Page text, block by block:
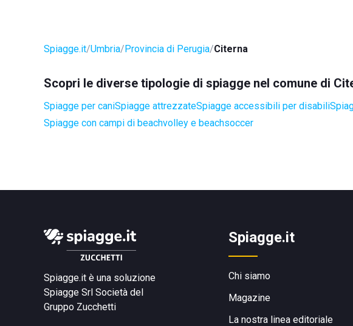
Spiagge.it Umbria Provincia di Perugia Citerna
Scopri le diverse tipologie di spiagge nel comune di
Spiagge per caniSpiagge attrezzateSpiagge accessibili per disabili
Spiagge con campi di beachvolley e beachsoccer
Spiagge.it è una soluzione
Spiagge Srl Società del
Gruppo Zucchetti
Spiagge.it
Chi siamo
Magazine
La nostra linea editoriale